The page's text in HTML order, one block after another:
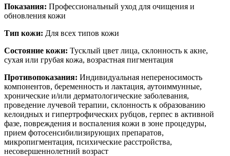
Показания: Профессиональный уход для очищения и
обновления кожи
Тип кожи: Для всех типов кожи
Состояние кожи: Тусклый цвет лица, склонность к акне,
сухая или грубая кожа, возрастная пигментация
Противопоказания: Индивидуальная непереносимость
компонентов, беременность и лактация, аутоиммунные,
хронические и/или дерматологические заболевания,
проведение лучевой терапии, склонность к образованию
келоидных и гипертрофических рубцов, герпес в активной
фазе, повреждения и воспаления кожи в зоне процедуры,
прием фотосенсибилизирующих препаратов,
микропигментация, психические расстройства,
несовершеннолетний возраст